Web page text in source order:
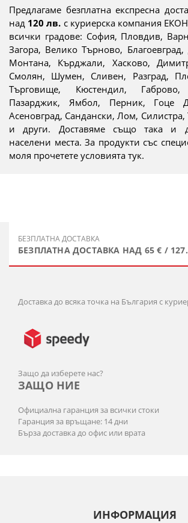
Предлагаме безплатна експресна
над 120 лв. с куриерска компания
всички градове: София, Пловдив,
Загора, Велико Търново,
Монтана, Кърджали, Хасково,
Смолян, Шумен, Сливен, Разград,
Търговище, Кюстендил,
Пазарджик, Ямбол, Перник, Гоце
Асеновград, Сандански, Лом, Силистра,
и други. Доставяме също така и
населени места. За продукти със
моля прочетете условията тук.
БЕЗПЛАТНА ДОСТАВКА
БЕЗПЛАТНА ДОСТАВКА НАД 65 € /
Доставка до всяка точка на България с
Защо да изберете нас?
ЗАЩО НИЕ
Официална гаранция за всички стоки
Гаранция за връщане: 14 дни
Бърза доставка до офис или врата
ИНФОРМАЦИЯ